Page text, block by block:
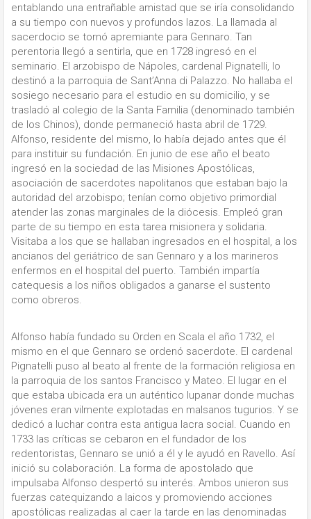
entablando una entrañable amistad que se iría consolidando
a su tiempo con nuevos y profundos lazos. La llamada al
sacerdocio se tornó apremiante para Gennaro. Tan
perentoria llegó a sentirla, que en 1728 ingresó en el
seminario. El arzobispo de Nápoles, cardenal Pignatelli, lo
destinó a la parroquia de Sant’Anna di Palazzo. No hallaba el
sosiego necesario para el estudio en su domicilio, y se
trasladó al colegio de la Santa Familia (denominado también
de los Chinos), donde permaneció hasta abril de 1729.
Alfonso, residente del mismo, lo había dejado antes que él
para instituir su fundación. En junio de ese año el beato
ingresó en la sociedad de las Misiones Apostólicas,
asociación de sacerdotes napolitanos que estaban bajo la
autoridad del arzobispo; tenían como objetivo primordial
atender las zonas marginales de la diócesis. Empleó gran
parte de su tiempo en esta tarea misionera y solidaria.
Visitaba a los que se hallaban ingresados en el hospital, a los
ancianos del geriátrico de san Gennaro y a los marineros
enfermos en el hospital del puerto. También impartía
catequesis a los niños obligados a ganarse el sustento
como obreros.
Alfonso había fundado su Orden en Scala el año 1732, el
mismo en el que Gennaro se ordenó sacerdote. El cardenal
Pignatelli puso al beato al frente de la formación religiosa en
la parroquia de los santos Francisco y Mateo. El lugar en el
que estaba ubicada era un auténtico lupanar donde muchas
jóvenes eran vilmente explotadas en malsanos tugurios. Y se
dedicó a luchar contra esta antigua lacra social. Cuando en
1733 las críticas se cebaron en el fundador de los
redentoristas, Gennaro se unió a él y le ayudó en Ravello. Así
inició su colaboración. La forma de apostolado que
impulsaba Alfonso despertó su interés. Ambos unieron sus
fuerzas catequizando a laicos y promoviendo acciones
apostólicas realizadas al caer la tarde en las denominadas